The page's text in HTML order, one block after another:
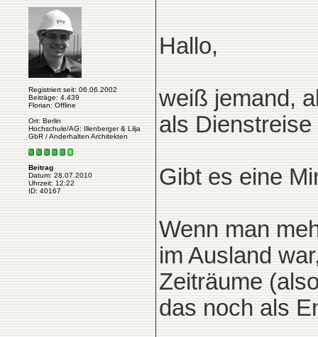
Registriert seit: 06.06.2002
Beiträge: 4.439
Florian: Offline
Ort: Berlin
Hochschule/AG: Illenberger & Lilja
GbR / Anderhalten Architekten
Beitrag
Datum: 28.07.2010
Uhrzeit: 12:22
ID: 40167
Hallo,
weiß jemand,
als Dienstreise
Gibt es eine
Wenn man
im Ausland
Zeiträume
das noch als